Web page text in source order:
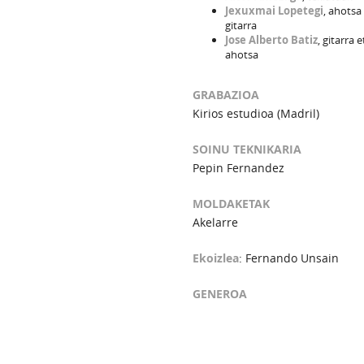
Jexuxmai Lopetegi,
gitarra
Jose Alberto Batiz, gitarra
ahotsa
GRABAZIOA
Kirios estudioa (Madril)
SOINU TEKNIKARIA
Pepin Fernandez
MOLDAKETAK
Akelarre
Ekoizlea: Fernando Unsain
GENEROA